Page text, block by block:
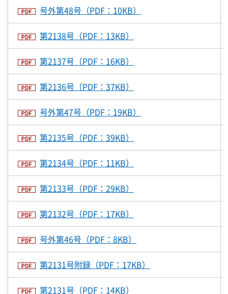
号外第48号（PDF：10KB）
第2138号（PDF：13KB）
第2137号（PDF：16KB）
第2136号（PDF：37KB）
号外第47号（PDF：19KB）
第2135号（PDF：39KB）
第2134号（PDF：11KB）
第2133号（PDF：29KB）
第2132号（PDF：17KB）
号外第46号（PDF：8KB）
第2131号附録（PDF：17KB）
第2131号（PDF：14KB）